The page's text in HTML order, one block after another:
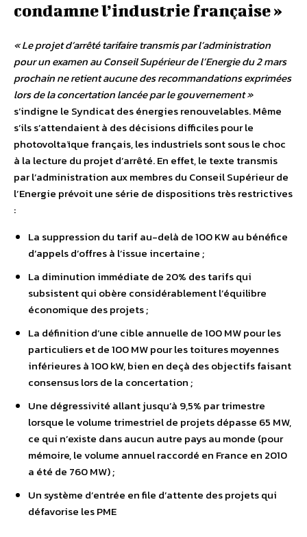
condamne l’industrie française »
« Le projet d’arrêté tarifaire transmis par l’administration
pour un examen au Conseil Supérieur de l’Energie du 2 mars
prochain ne retient aucune des recommandations exprimées
lors de la concertation lancée par le gouvernement »
s’indigne le Syndicat des énergies renouvelables. Même
s’ils s’attendaient à des décisions difficiles pour le
photovoltaïque français, les industriels sont sous le choc
à la lecture du projet d’arrêté. En effet, le texte transmis
par l’administration aux membres du Conseil Supérieur de
l’Energie prévoit une série de dispositions très restrictives
:
La suppression du tarif au-delà de 100 KW au bénéfice
d’appels d’offres à l’issue incertaine ;
La diminution immédiate de 20% des tarifs qui
subsistent qui obère considérablement l’équilibre
économique des projets ;
La définition d’une cible annuelle de 100 MW pour les
particuliers et de 100 MW pour les toitures moyennes
inférieures à 100 kW, bien en deçà des objectifs faisant
consensus lors de la concertation ;
Une dégressivité allant jusqu’à 9,5% par trimestre
lorsque le volume trimestriel de projets dépasse 65 MW,
ce qui n’existe dans aucun autre pays au monde (pour
mémoire, le volume annuel raccordé en France en 2010
a été de 760 MW) ;
Un système d’entrée en file d’attente des projets qui
défavorise les PME